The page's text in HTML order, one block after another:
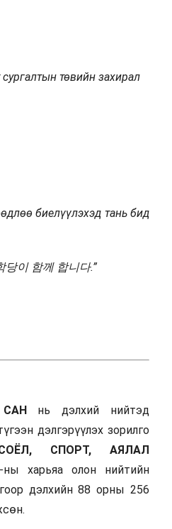
төвийн захирал
биелүүлэхэд тань бид
당이 함께 합니다.”
нь дэлхий нийтэд
дэлгэрүүлэх зорилго
СПОРТ, АЯЛАЛ
ны харьяа олон нийтийн
дэлхийн 88 орны 256